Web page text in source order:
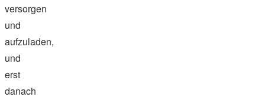
versorgen
und
aufzuladen,
und
erst
danach